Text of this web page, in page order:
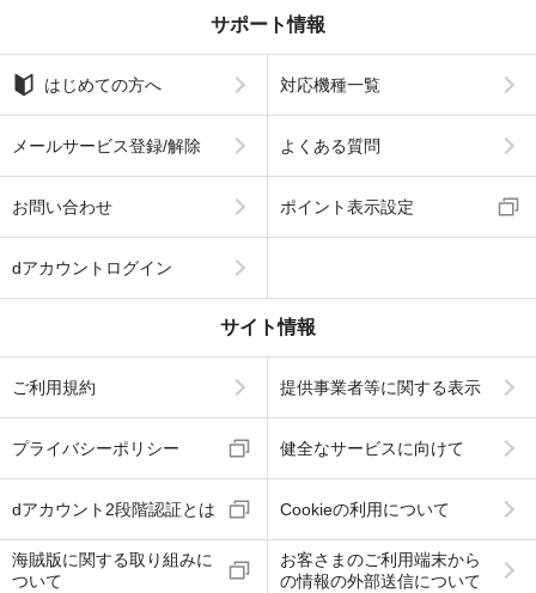
サポート情報
はじめての方へ 対応機種一覧
メールサービス登録/解除 よくある質問
お問い合わせ ポイント表示設定
dアカウントログイン
サイト情報
ご利用規約 提供事業者等に関する表示
プライバシーポリシー 健全なサービスに向けて
dアカウント2段階認証とは Cookieの利用について
海賊版に関する取り組みに
ついて
お客さまのご利用端末から
の情報の外部送信について